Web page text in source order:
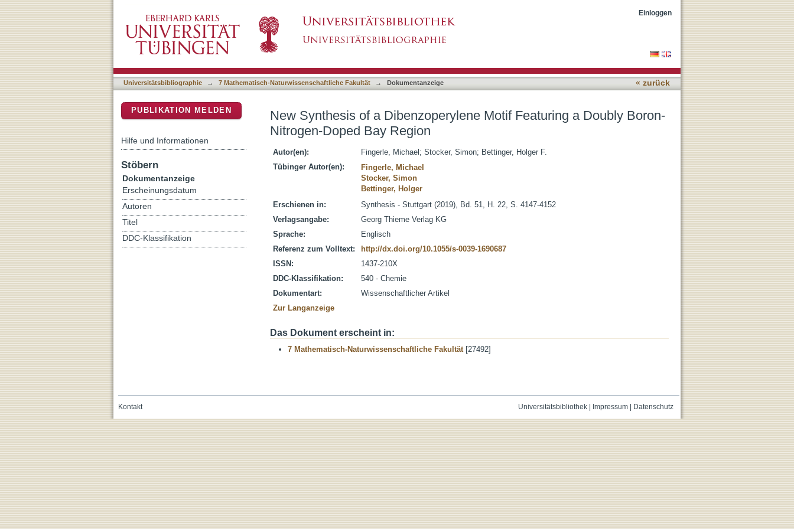
New Synthesis of a Dibenzoperylene Motif Featuring a Doubly Boron-Nitrogen-Doped Bay Region
Einloggen
Universitätsbibliographie → 7 Mathematisch-Naturwissenschaftliche Fakultät → Dokumentanzeige « zurück
New Synthesis of a Dibenzoperylene Motif Featuring a Doubly Boron-
Nitrogen-Doped Bay Region
Autor(en): Fingerle, Michael ; Stocker, Simon; Bettinger, Holger F.
Tübinger Autor(en):
Fingerle, Michael
Stocker, Simon
Bettinger, Holger
Erschienen in:
Synthesis - Stuttgart (2019), Bd. 51, H. 22, S. 4147-4152
Verlagsangabe:
Georg Thieme Verlag KG
Sprache:
Englisch
Referenz zum Volltext:
http://dx.doi.org/10.1055/s-0039-1690687
ISSN:
1437-210X
DDC-Klassifikation:
540 - Chemie
Dokumentart:
Wissenschaftlicher Artikel
Zur Langanzeige
Das Dokument erscheint in:
7 Mathematisch-Naturwissenschaftliche Fakultät[27492]
PUBLIKATION MELDEN
Hilfe und Informationen
Stöbern
Dokumentanzeige
Erscheinungsdatum
Autoren
Titel
DDC-Klassifikation
Universitätsbibliothek| Impressum| Datenschutz
Kontakt